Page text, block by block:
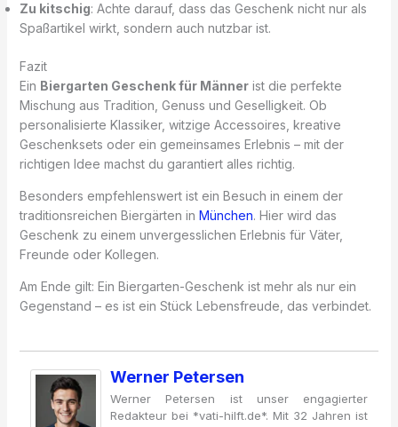
Zu kitschig: Achte darauf, dass das Geschenk nicht nur als
Spaßartikel wirkt, sondern auch nutzbar ist.
Fazit
Ein Biergarten Geschenk für Männerist die perfekte
Mischung aus Tradition, Genuss und Geselligkeit. Ob
personalisierte Klassiker, witzige Accessoires, kreative
Geschenksets oder ein gemeinsames Erlebnis – mit der
richtigen Idee machst du garantiert alles richtig.
Besonders empfehlenswert ist ein Besuch in einem der
traditionsreichen Biergärten in München. Hier wird das
Geschenk zu einem unvergesslichen Erlebnis für Väter,
Freunde oder Kollegen.
Am Ende gilt: Ein Biergarten-Geschenk ist mehr als nur ein
Gegenstand – es ist ein Stück Lebensfreude, das verbindet.
Werner Petersen
Werner Petersen ist unser engagierter
Redakteur bei *vati-hilft.de*. Mit 32 Jahren ist